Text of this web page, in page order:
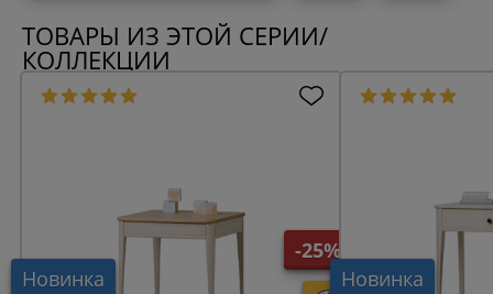
ТОВАРЫ ИЗ ЭТОЙ СЕРИИ/
КОЛЛЕКЦИИ
Новинка
-25%
Новинка